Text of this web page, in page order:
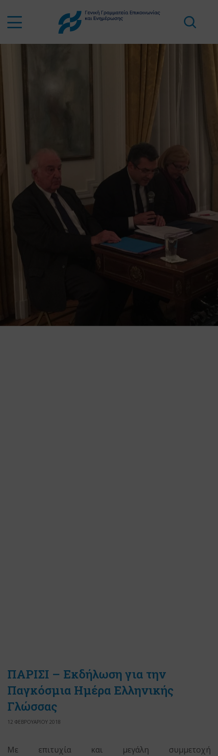
ΠΑΡΙΣΙ – Εκδήλωση για την
Παγκόσμια Ημέρα Ελληνικής
Γλώσσας
12 ΦΕΒΡΟΥΑΡΙΟΥ 2018
Με επιτυχία και μεγάλη συμμετοχή